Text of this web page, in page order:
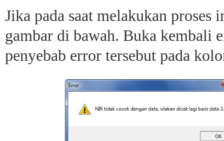
Jika pada saat melakukan proses
gambar di bawah. Buka kembali
penyebab error tersebut pada